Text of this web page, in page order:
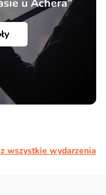
u Achera”
wszystkie wydarzenia